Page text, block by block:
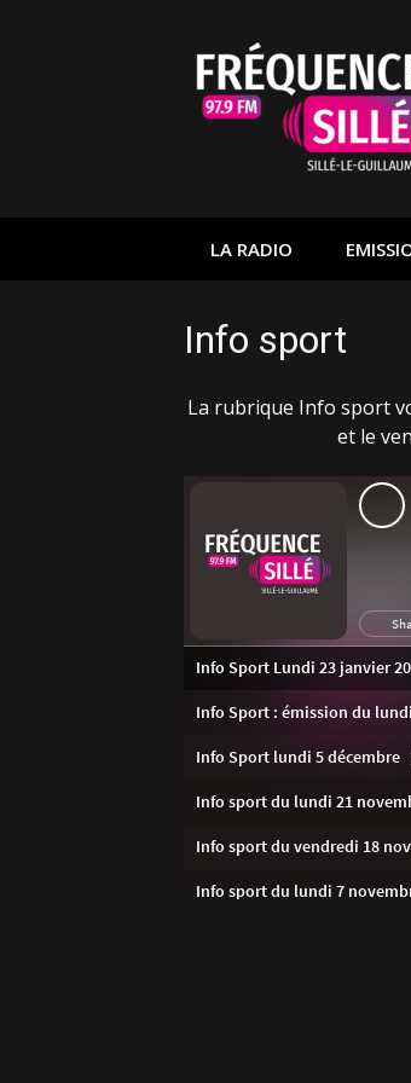
LA RADIO
Info sport
La rubrique Info sport
et le